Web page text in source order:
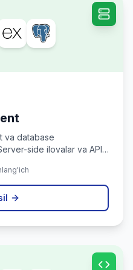
va database
side ilovalar va API